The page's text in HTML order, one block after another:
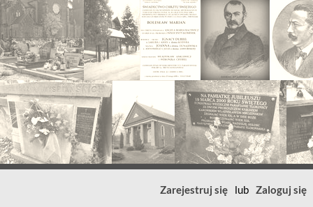
Zarejestruj się lub Zaloguj się